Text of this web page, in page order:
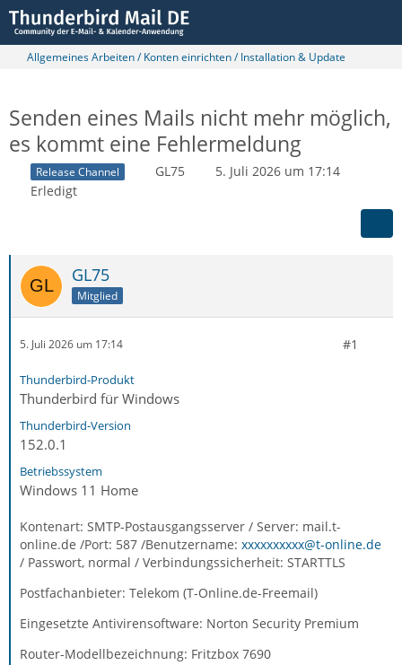
Allgemeines Arbeiten / Konten einrichten / Installation & Update
Senden eines Mails nicht mehr möglich,
es kommt eine Fehlermeldung
Release Channel GL75
5. Juli 2026 um 17:14
Erledigt
GL75
Mitglied
5. Juli 2026 um 17:14 #1
Thunderbird-Produkt
Thunderbird für Windows
Thunderbird-Version
152.0.1
Betriebssystem
Windows 11 Home
Kontenart: SMTP-Postausgangsserver / Server: mail.t-
online.de /Port: 587 /Benutzername: xxxxxxxxxx@t-online.de
/ Passwort, normal / Verbindungssicherheit: STARTTLS
Postfachanbieter: Telekom (T-Online.de-Freemail)
Eingesetzte Antivirensoftware: Norton Security Premium
Router-Modellbezeichnung: Fritzbox 7690